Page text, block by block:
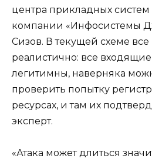
центра прикладных систем
компании «Инфосистемы
Сизов. В текущей схеме
реалистично: все
легитимны, наверняка
проверить попытку
ресурсах, и там их
эксперт.
«Атака может длиться